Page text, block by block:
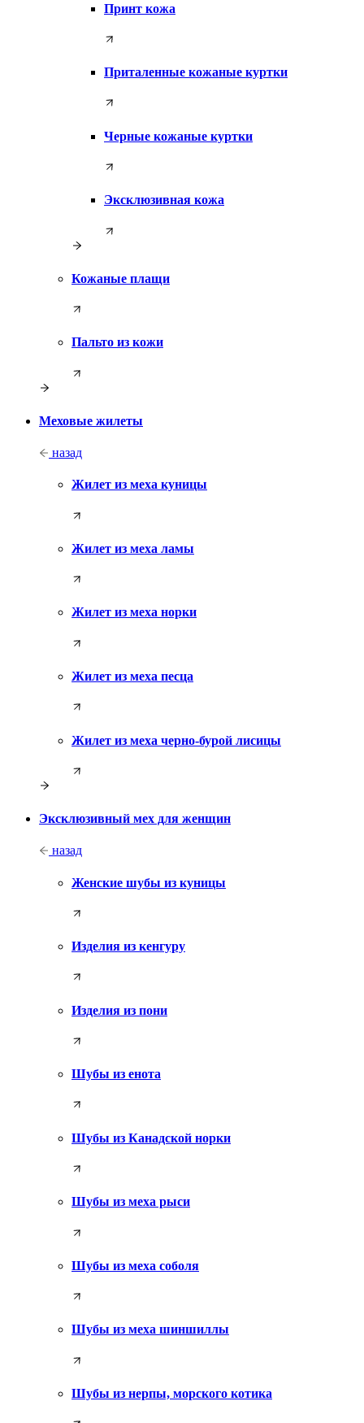
Принт кожа
Приталенные кожаные куртки
Черные кожаные куртки
Эксклюзивная кожа
Кожаные плащи
Пальто из кожи
Меховые жилеты
назад
Жилет из меха куницы
Жилет из меха ламы
Жилет из меха норки
Жилет из меха песца
Жилет из меха черно-бурой лисицы
Эксклюзивный мех для женщин
назад
Женские шубы из куницы
Изделия из кенгуру
Изделия из пони
Шубы из енота
Шубы из Канадской норки
Шубы из меха рыси
Шубы из меха соболя
Шубы из меха шиншиллы
Шубы из нерпы, морского котика